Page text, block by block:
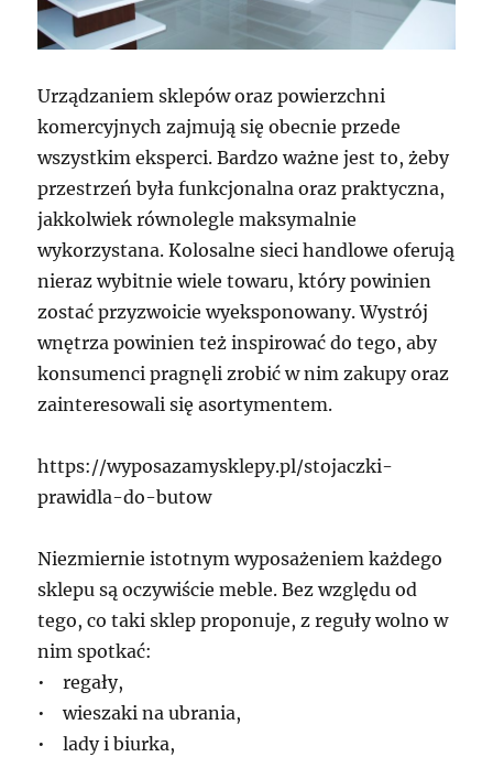
Urządzaniem sklepów oraz powierzchni
komercyjnych zajmują się obecnie przede
wszystkim eksperci. Bardzo ważne jest to, żeby
przestrzeń była funkcjonalna oraz praktyczna,
jakkolwiek równolegle maksymalnie
wykorzystana. Kolosalne sieci handlowe oferują
nieraz wybitnie wiele towaru, który powinien
zostać przyzwoicie wyeksponowany. Wystrój
wnętrza powinien też inspirować do tego, aby
konsumenci pragnęli zrobić w nim zakupy oraz
zainteresowali się asortymentem.
https://wyposazamysklepy.pl/stojaczki-
prawidla-do-butow
Niezmiernie istotnym wyposażeniem każdego
sklepu są oczywiście meble. Bez względu od
tego, co taki sklep proponuje, z reguły wolno w
nim spotkać:
• regały,
• wieszaki na ubrania,
• lady i biurka,